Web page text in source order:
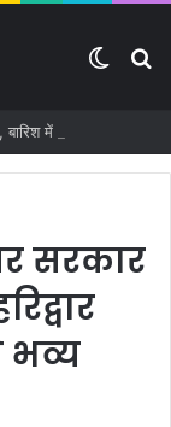
Switch
सरकार